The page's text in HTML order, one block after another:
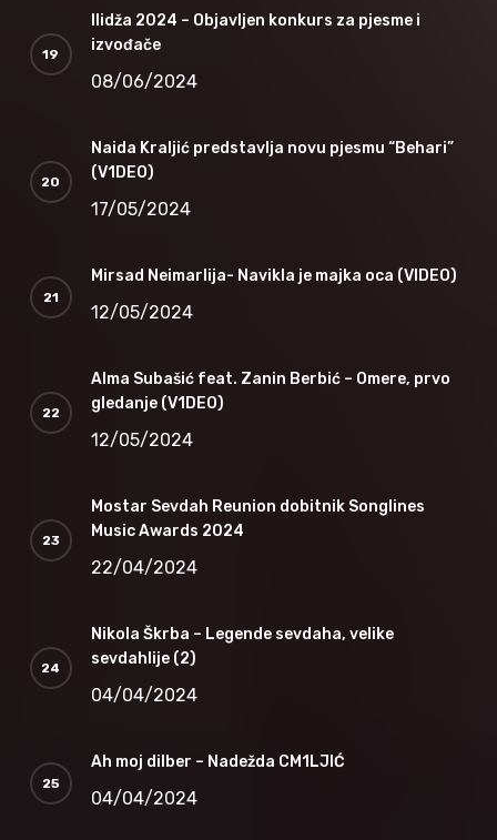
Ilidža 2024 – Objavljen konkurs za pjesme i
izvođače
08/06/2024
Naida Kraljić predstavlja novu pjesmu “Behari”
(V1DEO)
17/05/2024
Mirsad Neimarlija- Navikla je majka oca (VIDEO)
12/05/2024
Alma Subašić feat. Zanin Berbić – Omere, prvo
gledanje (V1DEO)
12/05/2024
Mostar Sevdah Reunion dobitnik Songlines
Music Awards 2024
22/04/2024
Nikola Škrba – Legende sevdaha, velike
sevdahlije (2)
04/04/2024
Ah moj dilber – Nadežda CM1LJIĆ
04/04/2024